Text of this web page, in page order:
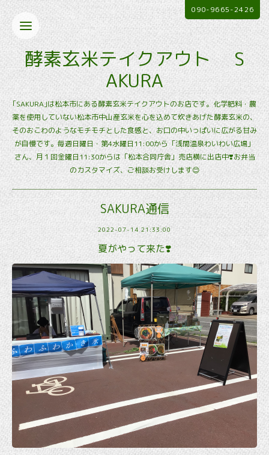
酵素玄米テイクアウト S
AKURA
｢SAKURA｣は松本市にある酵素玄米テイクアウトのお店です。化学肥料・農
薬を使用していない松本市中山産玄米を心を込めて炊きあげた酵素玄米の、
そのおこわのようなモチモチとした食感と、お口の中いっぱいに広がる甘み
が自慢です。毎週日曜日・第4水曜日11:00から「浅間温泉わいわい広場」
さん、月１回金曜日11:30からは「松本合同庁舎」売店横に出店中❣️お弁当
のカスタマイズ、ご相談お受けします😊
090-9665-2426
SAKURA通信
2022-07-14 21:33:00
夏がやって来た❣️